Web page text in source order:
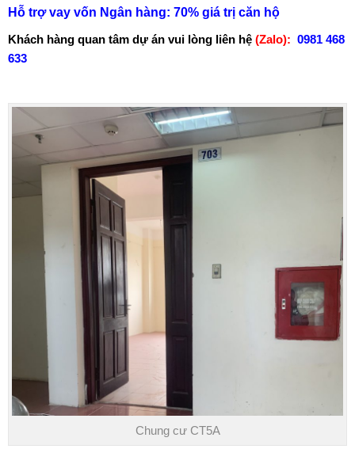
Hỗ trợ vay vốn Ngân hàng: 70% giá trị căn hộ
Khách hàng quan tâm dự án vui lòng liên hệ (Zalo): 0981 468
633
Chung cư CT5A